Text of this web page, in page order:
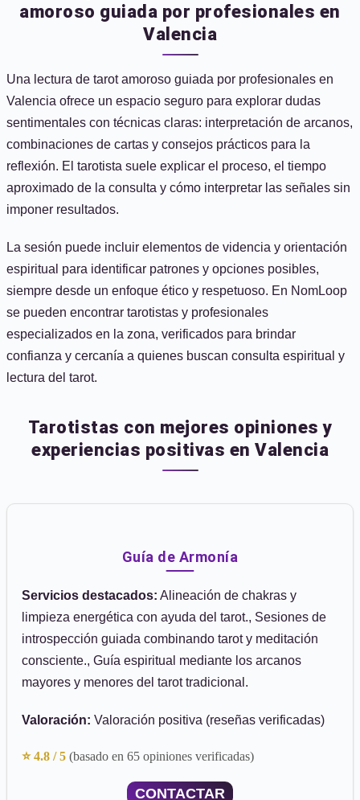
amoroso guiada por profesionales en
Valencia
Una lectura de tarot amoroso guiada por profesionales en
Valencia ofrece un espacio seguro para explorar dudas
sentimentales con técnicas claras: interpretación de arcanos,
combinaciones de cartas y consejos prácticos para la
reflexión. El tarotista suele explicar el proceso, el tiempo
aproximado de la consulta y cómo interpretar las señales sin
imponer resultados.
La sesión puede incluir elementos de videncia y orientación
espiritual para identificar patrones y opciones posibles,
siempre desde un enfoque ético y respetuoso. En NomLoop
se pueden encontrar tarotistas y profesionales
especializados en la zona, verificados para brindar
confianza y cercanía a quienes buscan consulta espiritual y
lectura del tarot.
Tarotistas con mejores opiniones y
experiencias positivas en Valencia
Guía de Armonía
Servicios destacados: Alineación de chakras y
limpieza energética con ayuda del tarot., Sesiones de
introspección guiada combinando tarot y meditación
consciente., Guía espiritual mediante los arcanos
mayores y menores del tarot tradicional.
Valoración: Valoración positiva (reseñas verificadas)
⭐ 4.8 / 5 (basado en 65 opiniones verificadas)
CONTACTAR